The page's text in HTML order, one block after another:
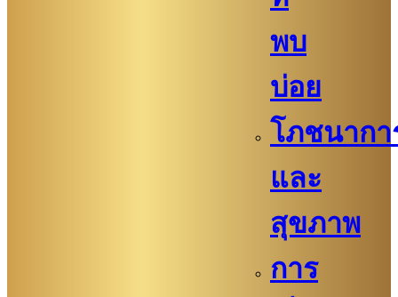
พบ
บ่อย
โภชนากา
และ
สุขภาพ
การ